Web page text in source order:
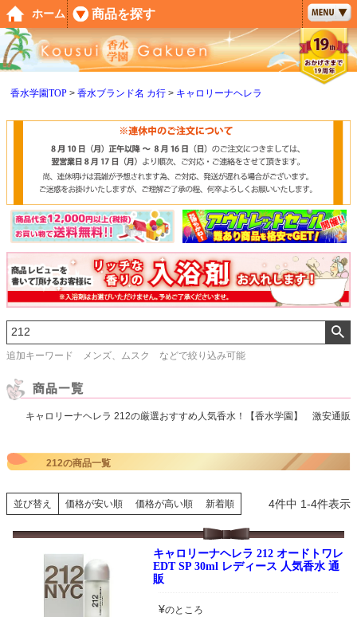
香水学園TOP 香水ブランド名 カ行 キャロリーナヘレラ
追加キーワード メンズ、ムスク などで絞り込み可能
キャロリーナヘレラ 212の厳選おすすめ人気香水！【香水学園】 激安通販
212の商品一覧
並び替え 価格が安い順 価格が高い順 新着順 4件中 1-4件表示
キャロリーナヘレラ 212 オードトワレ
EDT SP 30ml レディース 人気香水 通
販
¥のところ
ペー
ジト
ップ
へ
ホーム 商品を探す